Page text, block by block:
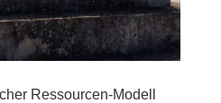
Ressourcen-Modell